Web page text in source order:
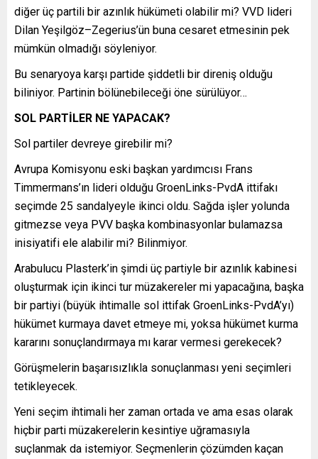
diğer üç partili bir azınlık hükümeti olabilir mi? VVD lideri
Dilan Yeşilgöz–Zegerius’ün buna cesaret etmesinin pek
mümkün olmadığı söyleniyor.
Bu senaryoya karşı partide şiddetli bir direniş olduğu
biliniyor. Partinin bölünebileceği öne sürülüyor…
SOL PARTİLER NE YAPACAK?
Sol partiler devreye girebilir mi?
Avrupa Komisyonu eski başkan yardımcısı Frans
Timmermans’ın lideri olduğu GroenLinks-PvdA ittifakı
seçimde 25 sandalyeyle ikinci oldu. Sağda işler yolunda
gitmezse veya PVV başka kombinasyonlar bulamazsa
inisiyatifi ele alabilir mi? Bilinmiyor.
Arabulucu Plasterk’in şimdi üç partiyle bir azınlık kabinesi
oluşturmak için ikinci tur müzakereler mi yapacağına, başka
bir partiyi (büyük ihtimalle sol ittifak GroenLinks-PvdA’yı)
hükümet kurmaya davet etmeye mi, yoksa hükümet kurma
kararını sonuçlandırmaya mı karar vermesi gerekecek?
Görüşmelerin başarısızlıkla sonuçlanması yeni seçimleri
tetikleyecek.
Yeni seçim ihtimali her zaman ortada ve ama esas olarak
hiçbir parti müzakerelerin kesintiye uğramasıyla
suçlanmak da istemiyor. Seçmenlerin çözümden kaçan